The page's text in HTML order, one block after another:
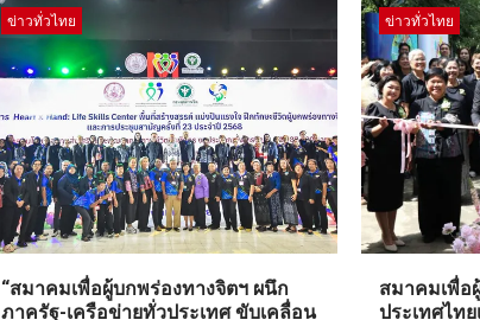
ข่าวทั่วไทย
“สมาคมเพื่อผู้บกพร่องทางจิตฯ ผนึก
ภาครัฐ-เครือข่ายทั่วประเทศ ขับเคลื่อน
ข่าวทั่วไทย
สมาคมเพื่อ
ประเทศไท